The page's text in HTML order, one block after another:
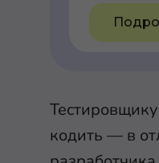
кодить — в